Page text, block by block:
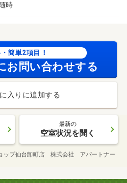
随時
簡単2項目！
お問い合わせする
入りに追加する
最新の
空室状況を聞く
ップ仙台卸町店 株式会社 アパートナー